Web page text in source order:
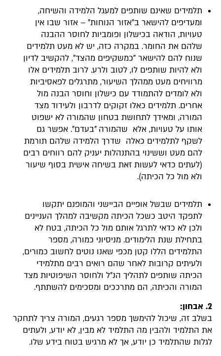
תלמידים שאינם שותפים למעגל הלמידה והשיחה,
ומעדיפים להישאר ב"אזור הנוחות" – אזור שבו אין
טעויות, הודאה בכישלון ופומביות לחוסר ההבנה
שלהם את החומר. במקרה כזה, יש לא מעט תלמידים
שנוח להם להישאר "כמשקיפים מהצד", להקשיב לדיון
ולא להיות שותפים לו, לטוב ולרע. לרוב תלמידים אלו
מרוויחים מעט ממהלך השיעור, מתרגלים לפאסיביות
ולא לומדים להתמודד עם כישלון וחוסר הבנה מול
אחרים. תלמידים כאלו זקוקים לדרבון ולעידוד מצד
המורה, ומאידך לתחושת בטחון שהמורה לא ישפוט
אותו על טעויות, אלא שהמורה "בעדם". אפשר גם
לשקף לתלמידים כאלה שדרך הלמידה שלהם תורמת
להם מעט וששינוי בהתנהלות יעניק להם רווחים רבים
(לעתים כדאי לעשות זאת בשיחה אישית בסוף שיעור
ולא מול כל הכיתה).
תלמידים שבשל אופיים הביישני והמופנם יתקשו
לתפקד היטב כשכל הכיתה מקשיבה למהלך העניינים
ולכן לא כדאי לתרגל אותם מול כל הכיתה, בטח לא
בתחילת שנת הלימודים. מניסיוני כמורה, מספר
התלמידים הללו קטן מכפי שאנו נוטים לחשוב כמורים,
ולעיתים קרובות לאחר שהם רואים רבים מתלמידי
הכיתה שותפים לתהליך הנ"ל ולחוסר השיפוטיות מצד
המורה והכיתה, הם מתרככים ומסכימים להשתתף.
2. אבחון:
בשלב זה, שיכול להימשך מספר רגעים, המורה צריך לתחקר
את התלמיד ולהבין מה התלמיד לא מבין, לא יודע, ולעתים
לגלות שהתלמיד כן יודע, אך לא מרגיש בטוח בידע שלו.